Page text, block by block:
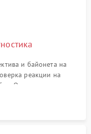
и байонета на
реакции на
Оценка состояния
и вспышки.